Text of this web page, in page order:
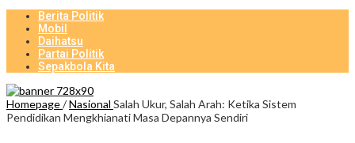
Berita Politik
Mobil
Daihatsu
Partai Politik
Sepakbola Kita
Homepage/Nasional Salah Ukur, Salah Arah: Ketika Sistem
Pendidikan Mengkhianati Masa Depannya Sendiri